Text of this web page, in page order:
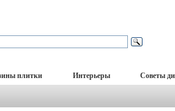
плитки Интерьеры Советы